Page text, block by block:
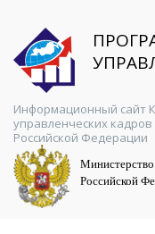
Информационный сайт
управленческих
Российской Федерации
Министерство
Российской